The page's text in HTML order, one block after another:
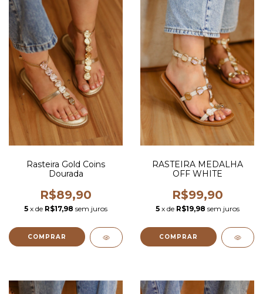
Rasteira Gold Coins
Dourada
R$89,90
5 x de R$17,98 sem juros
COMPRAR
RASTEIRA MEDALHA
OFF WHITE
R$99,90
5 x de R$19,98 sem juros
COMPRAR